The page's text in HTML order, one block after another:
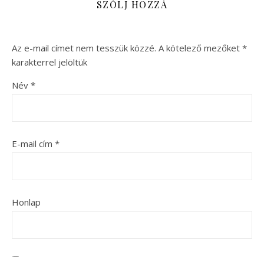
SZÓLJ HOZZÁ
Az e-mail címet nem tesszük közzé. A kötelező mezőket *
karakterrel jelöltük
Név *
E-mail cím *
Honlap